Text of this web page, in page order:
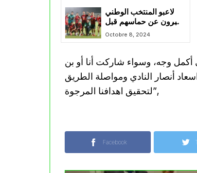
التحتية”
لاعبو المنتخب الوطني
يعبرون عن حماسهم قبل
المواجهة المزدوجة ضد
الطوغو
Octobre 8, 2024
وجه، وسواء شاركت أنا أو بن
أنصار النادي ومواصلة الطريق
لتحقيق اهدافنا المرجوة”,
Facebook